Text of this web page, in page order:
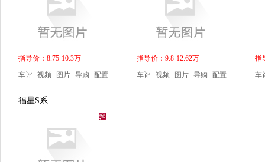
指导价：8.75-10.3万
车评 视频 图片 导购 配置
指导价：9.8-12.62万
车评 视频 图片 导购 配置
指
车
福星S系